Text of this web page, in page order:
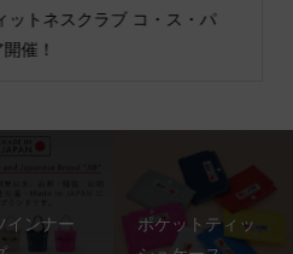
ットネスクラブ コ・ス・パ
催！
インナー
ポケットティッ